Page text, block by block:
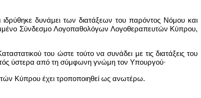
δυνάμει των διατάξεων του παρόντος Νόμου και
Σύνδεσμο Λογοπαθολόγων Λογοθεραπευτών Κύπρου,
του ώστε τούτο να συνάδει με τις διατάξεις του
ύστερα από τη σύμφωνη γνώμη τον Υπουργού·
Κύπρου έχει τροποποιηθεί ως ανωτέρω.